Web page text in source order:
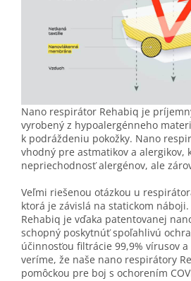
Nano respirátor Rehabiq je
vyrobený z hypoalergénneho
k podráždeniu pokožky. Nano
vhodný pre astmatikov a alergikov,
nepriechodnosť alergénov, ale
Veľmi riešenou otázkou u
ktorá je závislá na statickom
Rehabiq je vďaka patentovanej
schopný poskytnúť spoľahlivú
účinnosťou filtrácie 99,9% vírusov
veríme, že naše nano respirátory
pomôckou pre boj s ochorením